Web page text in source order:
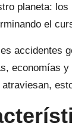
planeta:
el
accidentes
economías